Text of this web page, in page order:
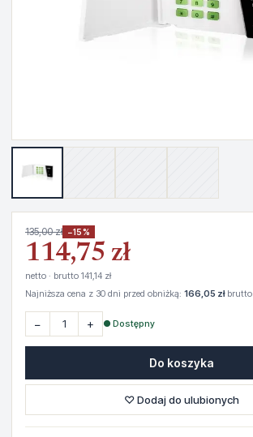
135,00 zł −15%
114,75 zł
netto · brutto 141,14 zł
Najniższa cena z 30 dni przed obniżką: 166,05 złbrutto
− + ● Dostępny
Do koszyka
♡ Dodaj do ulubionych